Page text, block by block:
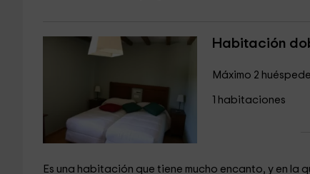
Habitación
Máximo 2
1 habitaciones
Es una habitación que tiene mucho encanto, y en la